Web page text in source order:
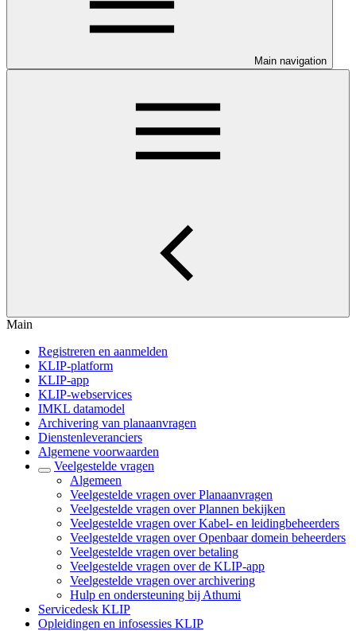
Main navigation
Main
Registreren en aanmelden
KLIP-platform
KLIP-app
KLIP-webservices
IMKL datamodel
Archivering van planaanvragen
Dienstenleveranciers
Algemene voorwaarden
Veelgestelde vragen
Algemeen
Veelgestelde vragen over Planaanvragen
Veelgestelde vragen over Plannen bekijken
Veelgestelde vragen over Kabel- en leidingbeheerders
Veelgestelde vragen over Openbaar domein beheerders
Veelgestelde vragen over betaling
Veelgestelde vragen over de KLIP-app
Veelgestelde vragen over archivering
Hulp en ondersteuning bij Athumi
Servicedesk KLIP
Opleidingen en infosessies KLIP